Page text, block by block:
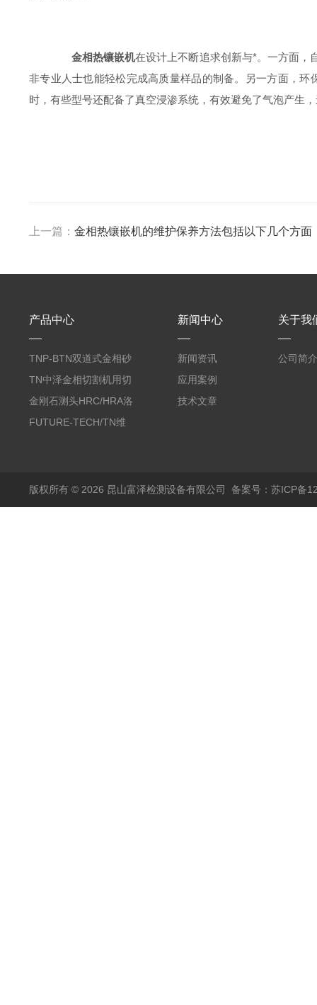
金相热镶嵌机在设计上不断追求创新与*。一方面，
非专业人士也能轻松完成高质量样品的制备。另一方面，
时，有些型号还配备了真空浸渗系统，有效避免了气泡产生
上一篇： 金相热镶嵌机的维护保养方法包括以下几个方面
产品中心
TNP-BTN双道式金相砂
带机/金相研磨机
TN中泽金相切割机用切
削油/金相冷却液
金刚石测头HRC/HRA洛
氏硬度计专用
FUTURE-TECH/TN维
新闻中心
新闻资讯
应用案例
技术文章
关于我
公司简介
版权所有 © 2026 昆山富泽检测设备有限公司 备案号：苏ICP备